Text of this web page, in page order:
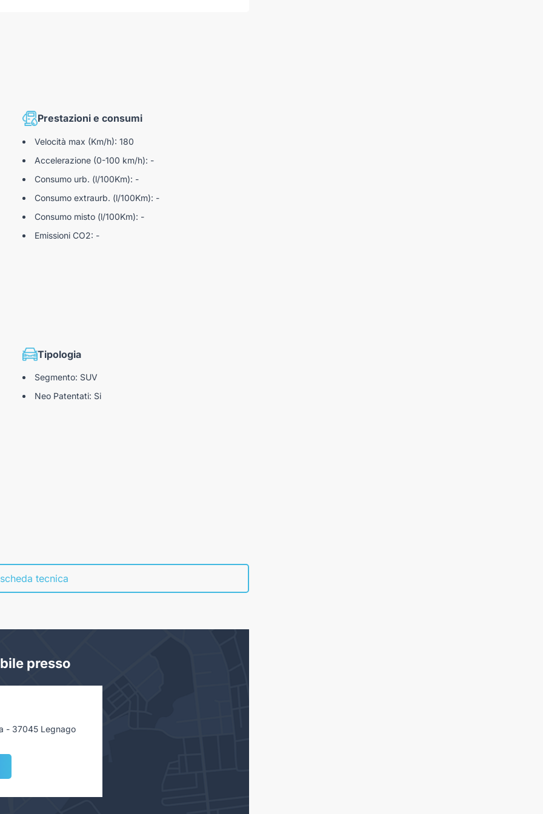
di forza
Prestazioni e consumi
Velocità max (Km/h): 180
Accelerazione (0-100 km/h): -
Consumo urb. (l/100Km): -
Consumo extraurb. (l/100Km): -
Consumo misto (l/100Km): -
Emissioni CO2: -
Tipologia
Segmento: SUV
Neo Patentati: Si
tecnica
presso
- 37045 Legnago